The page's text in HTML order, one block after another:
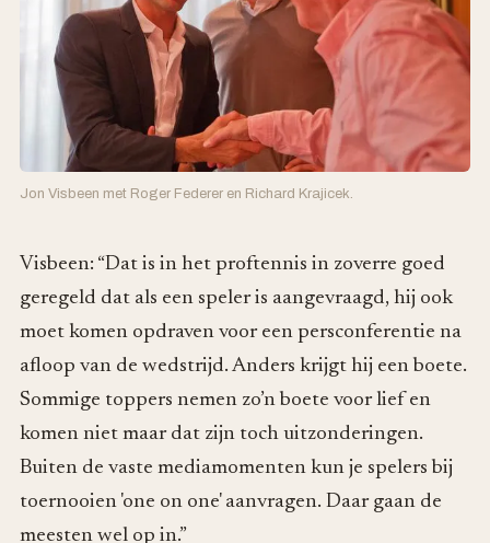
Jon Visbeen met Roger Federer en Richard Krajicek.
Visbeen: “Dat is in het proftennis in zoverre goed
geregeld dat als een speler is aangevraagd, hij ook
moet komen opdraven voor een persconferentie na
afloop van de wedstrijd. Anders krijgt hij een boete.
Sommige toppers nemen zo’n boete voor lief en
komen niet maar dat zijn toch uitzonderingen.
Buiten de vaste mediamomenten kun je spelers bij
toernooien 'one on one' aanvragen. Daar gaan de
meesten wel op in.”